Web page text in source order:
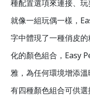
種配置選項來連接、玩
就像一組玩偶一樣，
字中體現了一種俏皮
化的顏色組合， Easy
雅，為任何環境增添溫
有四種顏色組合可供